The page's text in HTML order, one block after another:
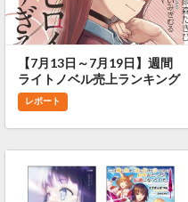
【7月13日～7月19日】週間
ライトノベル売上ランキング
レポート